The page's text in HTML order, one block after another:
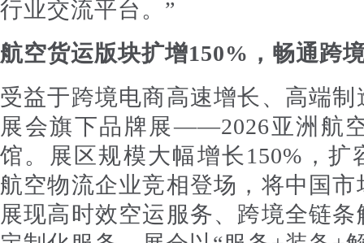
行业交流平台。”
航空货运版块扩增150%，畅通跨
受益于跨境电商高速增长、高端
展会旗下品牌展——2026亚洲航
馆。展区规模大幅增长150%，扩
航空物流企业竞相登场，将中国
展现高时效空运服务、跨境全链